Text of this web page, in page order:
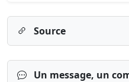
Source
Un message, un